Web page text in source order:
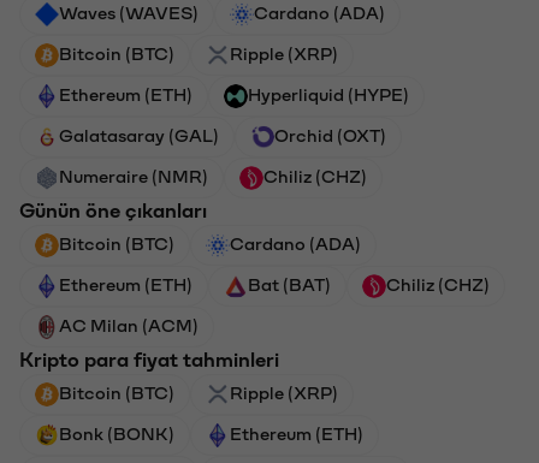
Waves (WAVES) Cardano (ADA)
Bitcoin (BTC) Ripple (XRP)
Ethereum (ETH) Hyperliquid (HYPE)
Galatasaray (GAL) Orchid (OXT)
Numeraire (NMR) Chiliz (CHZ)
Günün öne çıkanları
Bitcoin (BTC) Cardano (ADA)
Ethereum (ETH) Bat (BAT) Chiliz (CHZ)
AC Milan (ACM)
Kripto para fiyat tahminleri
Bitcoin (BTC) Ripple (XRP)
Bonk (BONK) Ethereum (ETH)